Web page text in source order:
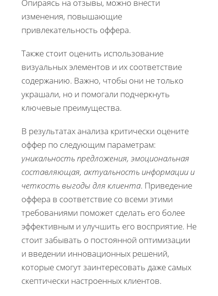
Опираясь на отзывы, можно внести
изменения, повышающие
привлекательность оффера.
Также стоит оценить использование
визуальных элементов и их соответствие
содержанию. Важно, чтобы они не только
украшали, но и помогали подчеркнуть
ключевые преимущества.
В результатах анализа критически оцените
оффер по следующим параметрам:
уникальность предложения, эмоциональная
составляющая, актуальность информации и
четкость выгоды для клиента. Приведение
оффера в соответствие со всеми этими
требованиями поможет сделать его более
эффективным и улучшить его восприятие. Не
стоит забывать о постоянной оптимизации
и введении инновационных решений,
которые смогут заинтересовать даже самых
скептически настроенных клиентов.